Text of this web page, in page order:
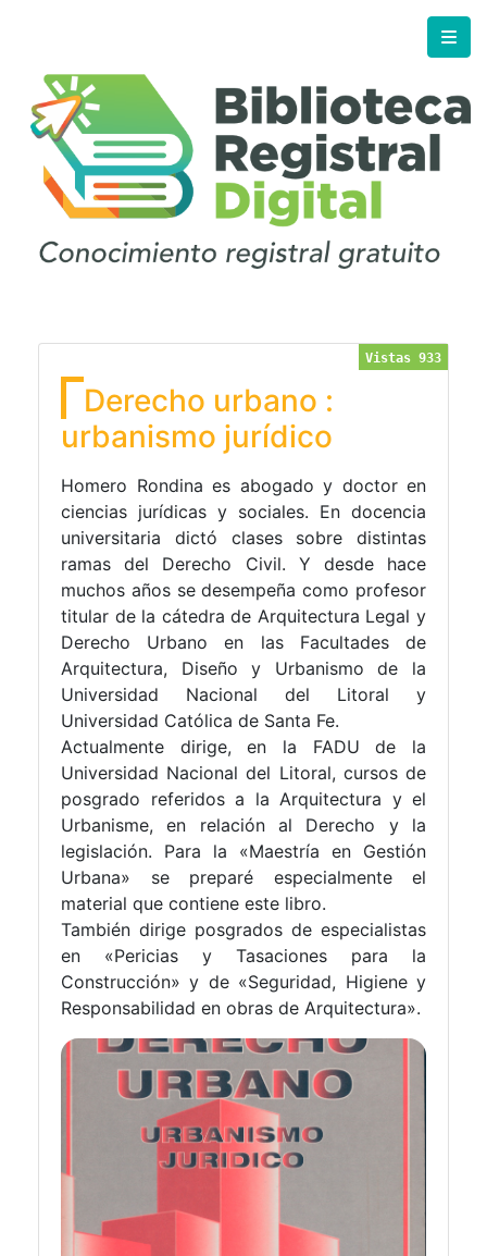
Vistas 933
Derecho urbano :
urbanismo jurídico
Homero Rondina es abogado y doctor en
ciencias jurídicas y sociales. En docencia
universitaria dictó clases sobre distintas
ramas del Derecho Civil. Y desde hace
muchos años se desempeña como profesor
titular de la cátedra de Arquitectura Legal y
Derecho Urbano en las Facultades de
Arquitectura, Diseño y Urbanismo de la
Universidad Nacional del Litoral y
Universidad Católica de Santa Fe.
Actualmente dirige, en la FADU de la
Universidad Nacional del Litoral, cursos de
posgrado referidos a la Arquitectura y el
Urbanisme, en relación al Derecho y la
legislación. Para la «Maestría en Gestión
Urbana» se preparé especialmente el
material que contiene este libro.
También dirige posgrados de especialistas
en «Pericias y Tasaciones para la
Construcción» y de «Seguridad, Higiene y
Responsabilidad en obras de Arquitectura».